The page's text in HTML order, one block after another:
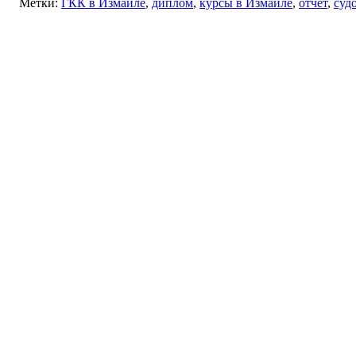
Метки: ГКК в Измаиле, диплом, курсы в Измаиле, отчет,